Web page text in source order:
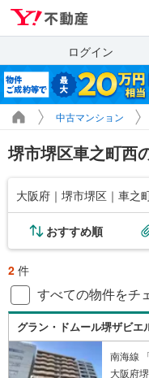
ログイン
中古マンション
堺市堺区車之町西
大阪府｜堺市堺区｜車之
おすすめ順
2 件
すべての物件をチ
グラン・ドムール堺ザビエ
南海線
大阪府